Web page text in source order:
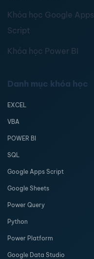
Khóa học Google Apps
Script
Khóa học Power BI
Danh mục khóa học
EXCEL
VBA
POWER BI
SQL
Google Apps Script
Google Sheets
Power Query
Python
Power Platform
Google Data Studio